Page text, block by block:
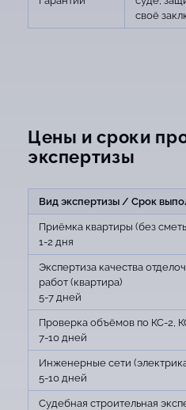
своё
Цены и сроки
экспертизы
Вид экспертизы / Срок
Приёмка квартиры (без
1-2 дня
Экспертиза качества
работ (квартира)
5-7 дней
Проверка объёмов по КС-2,
7-10 дней
Инженерные сети
5-10 дней
Судебная строительная